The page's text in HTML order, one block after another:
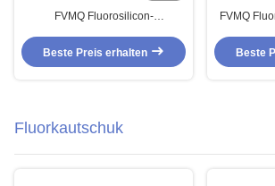
FVMQ Fluorosilicon-
Dichtungen, verschiedene
Farben
Beste Preis erhalten
FVMQ
Beste
Fluorkautschuk